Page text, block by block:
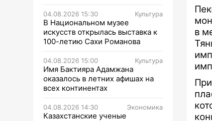
04.08.2026 15:30 Культура
В Национальном музее
искусств открылась выставка к
100-летию Сахи Романова
04.08.2026 15:00 Культура
Имя Бактияра Адамжана
оказалось в летних афишах на
всех континентах
04.08.2026 14:30 Экономика
Казахстанские ученые
в